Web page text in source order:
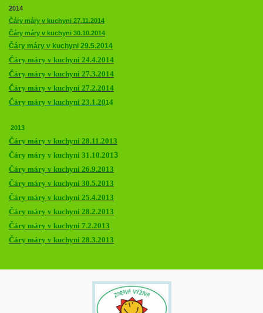
2014
Čáry máry v kuchyni 27.11.2014
Čáry máry v kuchyni 30.10.2014
Čáry máry v kuchyni 29.5.2014
Čáry máry v kuchyni 24.4.2014
Čáry máry v kuchyni 27.3.2014
Čáry máry v kuchyni 27.2.2014
Čáry máry v kuchyni 23.1.2014
2013
Čáry máry v kuchyni 28.11.2013
Čáry máry v kuchyni 31.10.2013
Čáry máry v kuchyni 26.9.2013
Čáry máry v kuchyni 30.5.2013
Čáry máry v kuchyni 25.4.2013
Čáry máry v kuchyni 28.2.2013
Čáry máry v kuchyni 7.2.2013
Čáry máry v kuchyni 28.3.2013